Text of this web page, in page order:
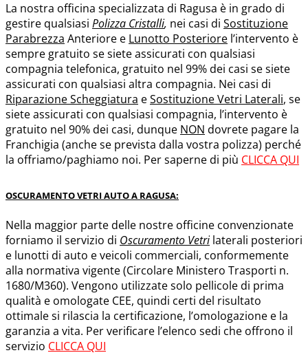
La nostra officina specializzata di Ragusa è in grado di
gestire qualsiasi Polizza Cristalli, nei casi di Sostituzione
Parabrezza Anteriore e Lunotto Posteriore l’intervento è
sempre gratuito se siete assicurati con qualsiasi
compagnia telefonica, gratuito nel 99% dei casi se siete
assicurati con qualsiasi altra compagnia. Nei casi di
Riparazione Scheggiatura eSostituzione Vetri Laterali, se
siete assicurati con qualsiasi compagnia, l’intervento è
gratuito nel 90% dei casi, dunque NON dovrete pagare la
Franchigia (anche se prevista dalla vostra polizza) perché
la offriamo/paghiamo noi. Per saperne di più CLICCA QUI
OSCURAMENTO VETRI AUTO A RAGUSA:
Nella maggior parte delle nostre officine convenzionate
forniamo il servizio di Oscuramento Vetri laterali posteriori
e lunotti di auto e veicoli commerciali, conformemente
alla normativa vigente (Circolare Ministero Trasporti n.
1680/M360). Vengono utilizzate solo pellicole di prima
qualità e omologate CEE, quindi certi del risultato
ottimale si rilascia la certificazione, l’omologazione e la
garanzia a vita. Per verificare l’elenco sedi che offrono il
servizio CLICCA QUI